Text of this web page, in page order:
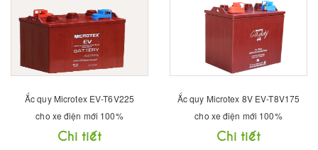
Ắc quy Microtex EV-T6V225
cho xe điện mới 100%
Chi tiết
Ắc quy Microtex 8V EV-T8V175
cho xe điện mới 100%
Chi tiết